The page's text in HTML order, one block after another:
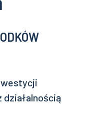
działalnością